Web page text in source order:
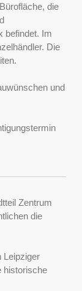
die
befindet. Im
Die
und
Zentrum
die
Leipziger
historische